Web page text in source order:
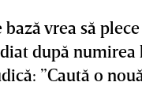
vrea să
după numirea
”Caută o